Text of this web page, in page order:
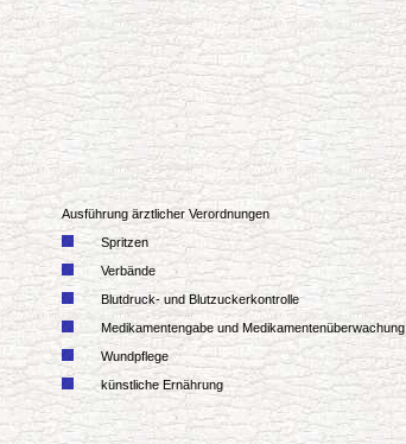
Ausführung ärztlicher Verordnungen
Spritzen
Verbände
Blutdruck- und Blutzuckerkontrolle
Medikamentengabe und Medikamentenüberwachung
Wundpflege
künstliche Ernährung